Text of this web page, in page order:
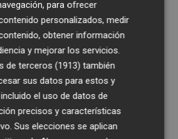
para ofrecer
personalizados, medir
obtener información
y mejorar los servicios.
de terceros (1913) también
sus datos para estos y
el uso de datos de
precisos y características
Sus elecciones se aplican